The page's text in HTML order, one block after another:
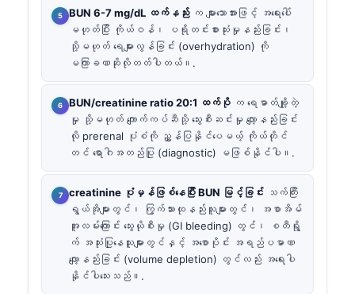
BUN 6-7 mg/dL ထက်နည်းက များသောအားဖြင့် အရေးပေါ်
မဟုတ်ပြီး ကိုယ်ဝန်၊ ပရိုတင်းစားသုံးမှုနည်းခြင်း၊
သို့မဟုတ် ရေများလွန်ခြင်း (overhydration) ကို
မကြာခဏဆိုလိုတတ်ပါတယ်။.
BUN/creatinine ratio 20:1 ထက်ပို က ရေဓာတ်ချို့တဲ့
မှု သို့မဟုတ် ကျောက်ကပ်ဆီသို့ သွေးစီးဆင်းမှု လျော့နည်းခြင်း
လို prerenal ပုံစံကို ညွှန်ပြနိုင်ပေမယ့် ကိုယ်တိုင်
တင် ရောဂါအတည်ပြု (diagnostic) မဖြစ်နိုင်ပါ။.
creatinine ပုံမှန်ဖြစ်နေပြီး BUN မြင့်ခြင်း သက်ကြီး
ရွယ်အိုများတွင်၊ ကြွက်သားထုနည်းသူများတွင်၊ အစာအိမ်
အူလမ်းကြောင်း သွေးယိုစီးမှု (GI bleeding) တွင်၊ စတီရွို
က် အသုံးပြုနေသူများတွင်နှင့် အစောပိုင်း အရည်ပမာဏ
လျော့နည်းခြင်း (volume depletion) တွင်လည်း အရေးပါ
နိုင်ပါသေးသည်။.